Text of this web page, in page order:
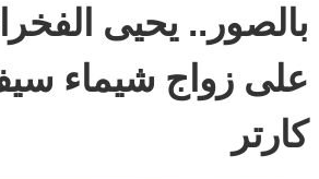
بالصور.. يحيى
على زواج شيماء
كارتر